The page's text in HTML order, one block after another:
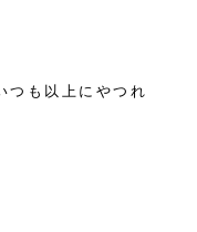
つも以上にやつれ